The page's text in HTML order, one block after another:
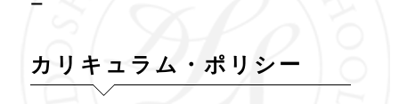
ー
カリキュラム・ポリシー